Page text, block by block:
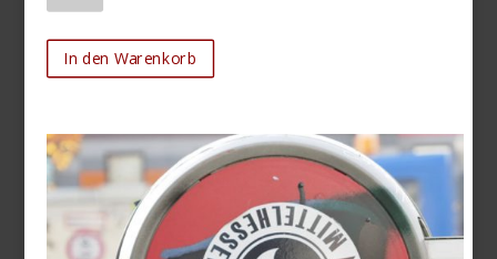
In den Warenkorb